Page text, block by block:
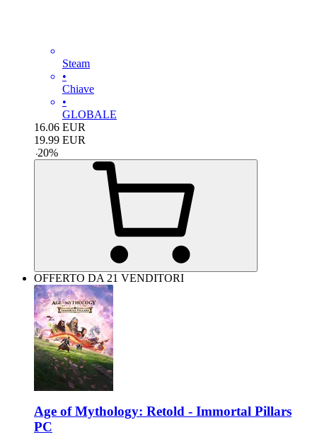
Steam
•
Chiave
•
GLOBALE
16.06 EUR
19.99 EUR
-20%
OFFERTO DA 21 VENDITORI
Age of Mythology: Retold - Immortal Pillars
PC